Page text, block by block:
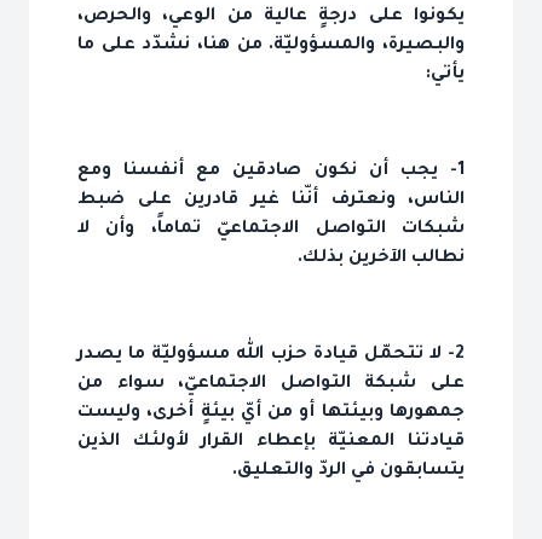
يكونوا على درجةٍ عالية من الوعي، والحرص،
والبصيرة، والمسؤوليّة. من هنا، نشدّد على ما
يأتي:
1- يجب أن نكون صادقين مع أنفسنا ومع
الناس، ونعترف أنّنا غير قادرين على ضبط
شبكات التواصل الاجتماعيّ تماماً، وأن لا
نطالب الآخرين بذلك.
2- لا تتحمّل قيادة حزب الله مسؤوليّة ما يصدر
على شبكة التواصل الاجتماعيّ، سواء من
جمهورها وبيئتها أو من أيّ بيئةٍ أخرى، وليست
قيادتنا المعنيّة بإعطاء القرار لأولئك الذين
يتسابقون في الردّ والتعليق.